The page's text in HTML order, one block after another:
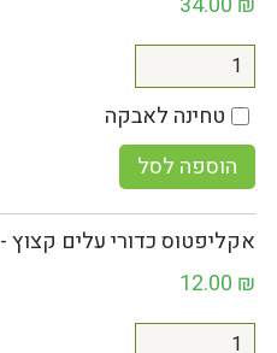
טחינה לאבקה
הוספה לסל
אקליפטוס כדורי עלים קצוץ - 50 גר
12.00 ₪